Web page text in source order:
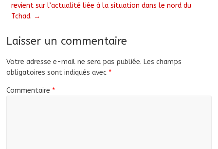
revient sur l’actualité liée à la situation dans le nord du
Tchad. →
Laisser un commentaire
Votre adresse e-mail ne sera pas publiée. Les champs
obligatoires sont indiqués avec *
Commentaire *